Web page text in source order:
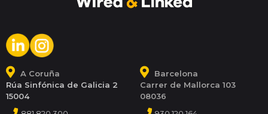
A Coruña
Rúa Sinfónica de Galicia 2
15004
Barcelona
Carrer de Mallorca 103
08036